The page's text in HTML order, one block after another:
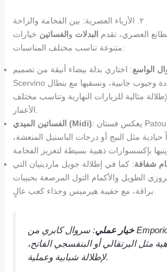
٢. الأزياء العصرية: بين الفخامة والراحة
العصري، تقدم البدلات والفساتين خيارات
متنوعة تناسب مختلف المناسبات:
الواسع: اختاري بدلة بيضاء أنيقة من تصميم Ermanno
Scervino بأكتاف محددة وجيوب جانبية، ونسقيها مع بنطال “Flared”
مثالية للزيارات النهارية وتناسب مختلف
الفساتين الميدي (Midi): يعكس فستان Patou الميدي الأناقة
حيادية مثل البيج أو درجات الباستيل المنعشة،
شفافة: كما في إطلالة جويل ماردينيان التي
الطويل والأكمام التول المرصعة بحبيبات
خيار عملي: سروال كابري من Emporio Armani مع قميص
مثل البرتقالي أو البنفسجي الفاتح،
لإطلالة شبابية وعملية.